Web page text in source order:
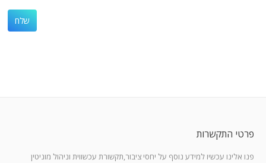
פרטי התקשרות
פנו אלינו עכשיו למידע נוסף על יחסי ציבור,תקשורת עכשווית וניהול מוניטין